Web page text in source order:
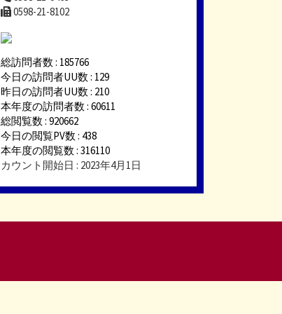
0598-21-8102
総訪問者数 : 185766
今日の訪問者UU数 : 129
昨日の訪問者UU数 : 210
本年度の訪問者数 : 60611
総閲覧数 : 920662
今日の閲覧PV数 : 438
本年度の閲覧数 : 316110
カウント開始日 : 2023年4月1日